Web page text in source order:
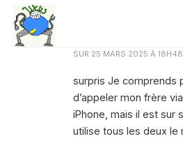
SUR 25 MARS 2025 À 18H48
surpris Je comprends
d’appeler mon frère
iPhone, mais il est sur
utilise tous les deux le